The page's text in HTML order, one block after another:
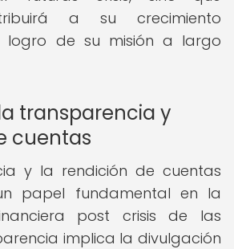
a su crecimiento
logro de su misión a largo
transparencia y
cuentas
y la rendición de cuentas
papel fundamental en la
post crisis de las
implica la divulgación